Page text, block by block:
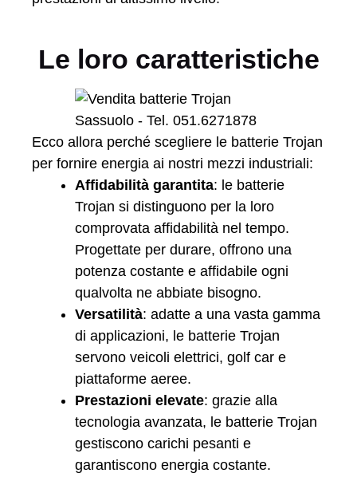
Le loro caratteristiche
Ecco allora perché scegliere le batterie Trojan
per fornire energia ai nostri mezzi industriali:
Affidabilità garantita: le batterie
Trojan si distinguono per la loro
comprovata affidabilità nel tempo.
Progettate per durare, offrono una
potenza costante e affidabile ogni
qualvolta ne abbiate bisogno.
Versatilità: adatte a una vasta gamma
di applicazioni, le batterie Trojan
servono veicoli elettrici, golf car e
piattaforme aeree.
Prestazioni elevate: grazie alla
tecnologia avanzata, le batterie Trojan
gestiscono carichi pesanti e
garantiscono energia costante.